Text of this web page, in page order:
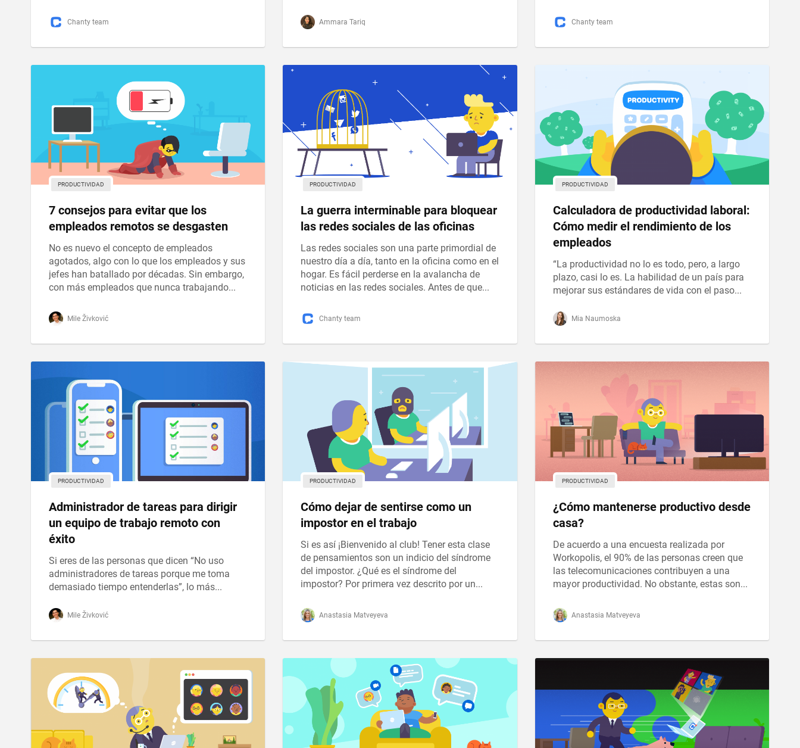
Chanty team Ammara Tariq Chanty team
PRODUCTIVIDAD
7 consejos para evitar que los
empleados remotos se desgasten
No es nuevo el concepto de empleados
agotados, algo con lo que los empleados y sus
jefes han batallado por décadas. Sin embargo,
con más empleados que nunca trabajando...
Mile Živković
PRODUCTIVIDAD
La guerra interminable para bloquear
las redes sociales de las oficinas
Las redes sociales son una parte primordial de
nuestro día a día, tanto en la oficina como en el
hogar. Es fácil perderse en la avalancha de
noticias en las redes sociales. Antes de que...
Chanty team
PRODUCTIVIDAD
Calculadora de productividad laboral:
Cómo medir el rendimiento de los
empleados
“La productividad no lo es todo, pero, a largo
plazo, casi lo es. La habilidad de un país para
mejorar sus estándares de vida con el paso...
Mia Naumoska
PRODUCTIVIDAD
Administrador de tareas para dirigir
un equipo de trabajo remoto con
éxito
Si eres de las personas que dicen “No uso
administradores de tareas porque me toma
demasiado tiempo entenderlas”, lo más...
Mile Živković
PRODUCTIVIDAD
Cómo dejar de sentirse como un
impostor en el trabajo
Si es así ¡Bienvenido al club! Tener esta clase
de pensamientos son un indicio del síndrome
del impostor. ¿Qué es el síndrome del
impostor? Por primera vez descrito por un...
Anastasia Matveyeva
PRODUCTIVIDAD
¿Cómo mantenerse productivo desde
casa?
De acuerdo a una encuesta realizada por
Workopolis, el 90% de las personas creen que
las telecomunicaciones contribuyen a una
mayor productividad. No obstante, estas son...
Anastasia Matveyeva